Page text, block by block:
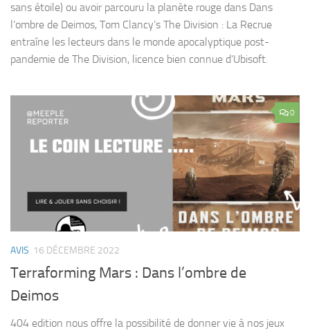
sans étoile) ou avoir parcouru la planète rouge dans Dans
l’ombre de Deimos, Tom Clancy’s The Division : La Recrue
entraîne les lecteurs dans le monde apocalyptique post-
pandemie de The Division, licence bien connue d’Ubisoft.
0
AVIS 16 DÉCEMBRE 2022
Terraforming Mars : Dans l’ombre de
Deimos
404 edition nous offre la possibilité de donner vie à nos jeux